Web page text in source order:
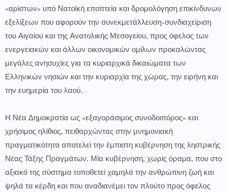
«αρίστων» υπό Νατοϊκή εποπτεία και δρομολόγηση επικίνδυνων
εξελίξεων που αφορούν την συνεκμετάλλευση-συνδιαχείριση
του Αιγαίου και της Ανατολικής Μεσογείου, προς όφελος των
ενεργειακών και άλλων οικονομικών ομίλων προκαλώντας
μεγάλες ανησυχίες για τα κυριαρχικά δικαιώματα των
Ελληνικών νησιών και την κυριαρχία της χώρας, την ειρήνη και
την ευημερία του λαού.
Η Νέα Δημοκρατία ως «εξαγοράσιμος συνοδοιπόρος» και
χρήσιμος ηλίθιος, πειθαρχώντας στην μνημονιακή
πραγματικότητα αποτελεί την έμπιστη κυβέρνηση της ληστρικής
Νέας Τάξης Πραγμάτων. Μία κυβέρνηση, χωρίς όραμα, που στο
αξιακό της σύστημα τοποθετεί χαμηλά την ανθρώπινη ζωή και
ψηλά τα κέρδη και που αναδιανέμει τον πλούτο προς όφελος